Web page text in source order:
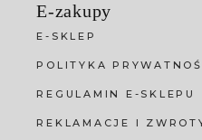
E-zakupy
E-SKLEP
POLITYKA
REGULAMIN E-SKLEPU
REKLAMACJE I